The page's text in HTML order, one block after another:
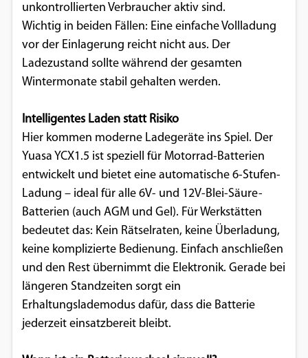
unkontrollierten Verbraucher aktiv sind.
Wichtig in beiden Fällen: Eine einfache Vollladung
vor der Einlagerung reicht nicht aus. Der
Ladezustand sollte während der gesamten
Wintermonate stabil gehalten werden.
Intelligentes Laden statt Risiko
Hier kommen moderne Ladegeräte ins Spiel. Der
Yuasa YCX1.5 ist speziell für Motorrad-Batterien
entwickelt und bietet eine automatische 6-Stufen-
Ladung – ideal für alle 6V- und 12V-Blei-Säure-
Batterien (auch AGM und Gel). Für Werkstätten
bedeutet das: Kein Rätselraten, keine Überladung,
keine komplizierte Bedienung. Einfach anschließen
und den Rest übernimmt die Elektronik. Gerade bei
längeren Standzeiten sorgt ein
Erhaltungslademodus dafür, dass die Batterie
jederzeit einsatzbereit bleibt.